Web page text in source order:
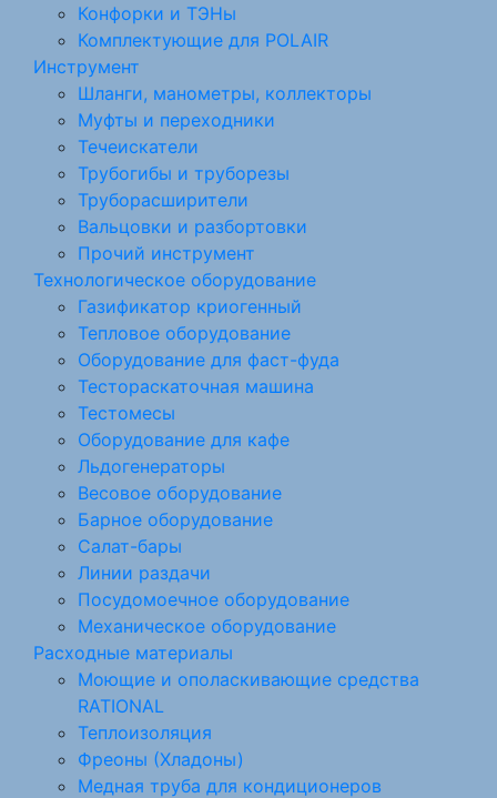
Конфорки и ТЭНы
Комплектующие для POLAIR
Инструмент
Шланги, манометры, коллекторы
Муфты и переходники
Течеискатели
Трубогибы и труборезы
Труборасширители
Вальцовки и разбортовки
Прочий инструмент
Технологическое оборудование
Газификатор криогенный
Тепловое оборудование
Оборудование для фаст-фуда
Тестораскаточная машина
Тестомесы
Оборудование для кафе
Льдогенераторы
Весовое оборудование
Барное оборудование
Салат-бары
Линии раздачи
Посудомоечное оборудование
Механическое оборудование
Расходные материалы
Моющие и ополаскивающие средства
RATIONAL
Теплоизоляция
Фреоны (Хладоны)
Медная труба для кондиционеров